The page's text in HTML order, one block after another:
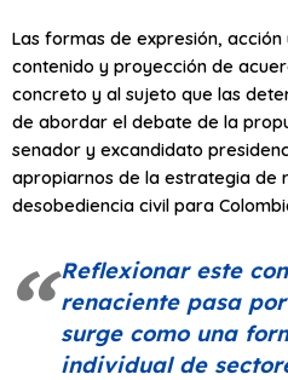
Las formas de expresión,
contenido y proyección de
concreto y al sujeto que las
de abordar el debate de la
senador y excandidato
apropiarnos de la estrategia de
desobediencia civil para
Reflexionar este
renaciente pasa
surge como una
individual de